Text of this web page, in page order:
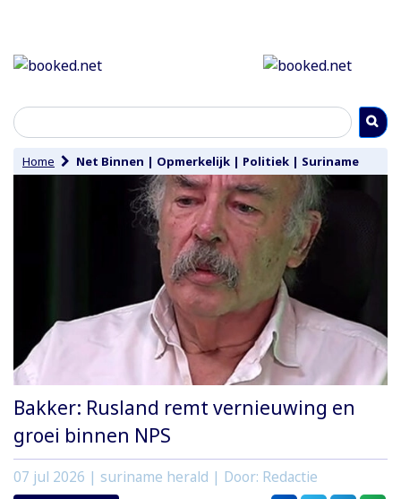
Home Net Binnen | Opmerkelijk | Politiek | Suriname
Bakker: Rusland remt vernieuwing en
groei binnen NPS
07 jul 2026 | suriname herald | Door: Redactie